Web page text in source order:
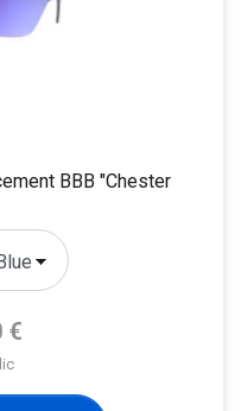
BBB "Chester
€